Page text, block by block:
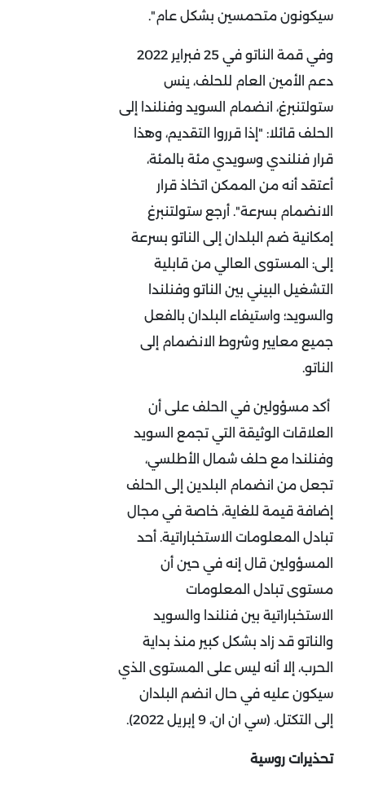
سيكونون متحمسين بشكل عام".
وفي قمة الناتو في 25 فبراير 2022
دعم الأمين العام للحلف، ينس
ستولتنبرغ، انضمام السويد وفنلندا إلى
الحلف قائلا: "إذا قرروا التقديم، وهذا
قرار فنلندي وسويدي مئة بالمئة،
أعتقد أنه من الممكن اتخاذ قرار
الانضمام بسرعة". أرجع ستولتنبرغ
إمكانية ضم البلدان إلى الناتو بسرعة
إلى: المستوى العالي من قابلية
التشغيل البيني بين الناتو وفنلندا
والسويد؛ واستيفاء البلدان بالفعل
جميع معايير وشروط الانضمام إلى
الناتو.
أكد مسؤولين في الحلف على أن
العلاقات الوثيقة التي تجمع السويد
وفنلندا مع حلف شمال الأطلسي،
تجعل من انضمام البلدين إلى الحلف
إضافة قيمة للغاية، خاصة في مجال
تبادل المعلومات الاستخباراتية. أحد
المسؤولين قال إنه في حين أن
مستوى تبادل المعلومات
الاستخباراتية بين فنلندا والسويد
والناتو قد زاد بشكل كبير منذ بداية
الحرب، إلا أنه ليس على المستوى الذي
سيكون عليه في حال انضم البلدان
إلى التكتل. (سي ان ان، 9 إبريل 2022).
تحذيرات روسية